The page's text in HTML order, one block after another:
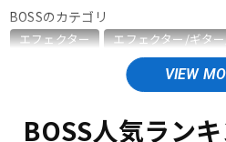
アンプ
BOSSのカテゴリ
エフェクター
エフェクター/ギタ
エフェクター/ベース用エフェクター
エフェクター/エレアコ用エフェクター
エフェクター/ラインセレクター・フッ
BOSS人気ラン